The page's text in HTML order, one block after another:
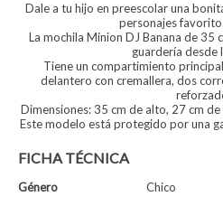
Dale a tu hijo en preescolar una
personajes
La mochila Minion DJ Banana de 35
guardería desde
Tiene un compartimiento
delantero con cremallera, dos
Dimensiones: 35 cm de alto, 27 cm
Este modelo está protegido por una
FICHA TÉCNICA
Género Chico